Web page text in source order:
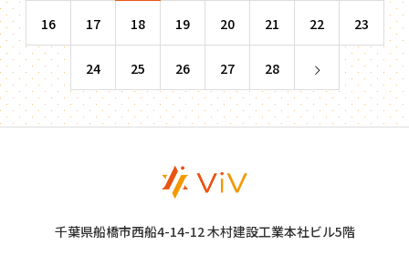
16 17 18 19 20 21 22 23
24 25 26 27 28
千葉県船橋市西船4-14-12 木村建設工業本社ビル5階